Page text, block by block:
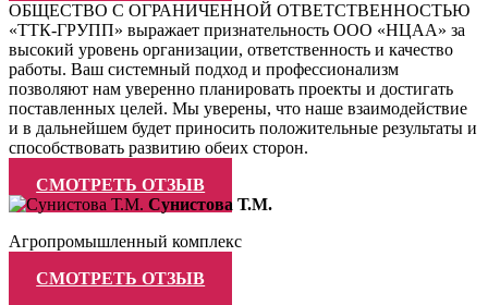
ОБЩЕСТВО С ОГРАНИЧЕННОЙ ОТВЕТСТВЕННОСТЬЮ
«ТТК-ГРУПП» выражает признательность ООО «НЦАА» за
высокий уровень организации, ответственность и качество
работы. Ваш системный подход и профессионализм
позволяют нам уверенно планировать проекты и достигать
поставленных целей. Мы уверены, что наше взаимодействие
и в дальнейшем будет приносить положительные результаты и
способствовать развитию обеих сторон.
СМОТРЕТЬ ОТЗЫВ
Сунистова Т.М.
Агропромышленный комплекс
СМОТРЕТЬ ОТЗЫВ